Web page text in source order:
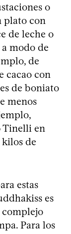
o
plato con
de leche o
modo de
de
cacao con
de boniato
menos
Tinelli en
de
estas
es
Para los